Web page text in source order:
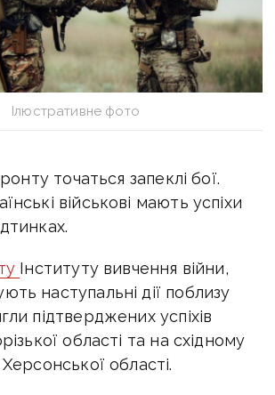
Ілюстративне фото
точаться запеклі бої.
військові мають успіхи
Інституту вивчення війни,
наступальні дії поблизу
підтверджених успіхів
області та на східному
області.